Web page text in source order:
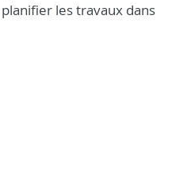
les travaux dans